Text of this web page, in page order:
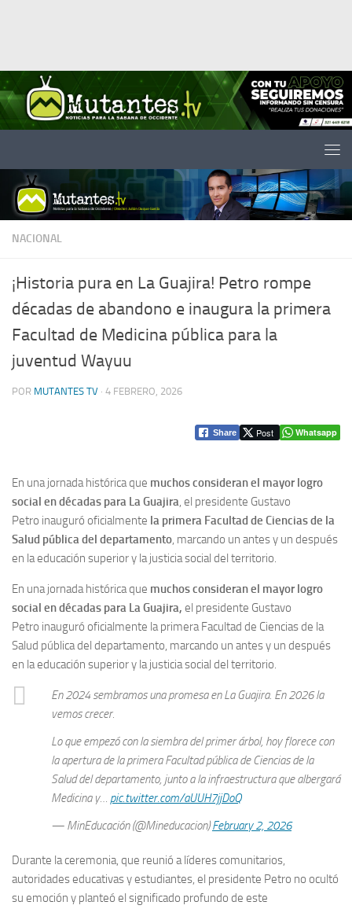
NACIONAL
¡Historia pura en La Guajira! Petro rompe
décadas de abandono e inaugura la primera
Facultad de Medicina pública para la
juventud Wayuu
POR MUTANTES TV · 4 FEBRERO, 2026
Share Post Whatsapp
En una jornada histórica que muchos consideran el mayor logro
social en décadas para La Guajira , el presidente Gustavo
Petro inauguró oficialmente la primera Facultad de Ciencias de la
Salud pública del departamento , marcando un antes y un después
en la educación superior y la justicia social del territorio.
En una jornada histórica que muchos consideran el mayor logro
social en décadas para La Guajira, el presidente Gustavo
Petro inauguró oficialmente la primera Facultad de Ciencias de la
Salud pública del departamento, marcando un antes y un después
en la educación superior y la justicia social del territorio.
En 2024 sembramos una promesa en La Guajira. En 2026 la
vemos crecer.
Lo que empezó con la siembra del primer árbol, hoy florece con
la apertura de la primera Facultad pública de Ciencias de la
Salud del departamento, junto a la infraestructura que albergará
Medicina y… pic.twitter.com/aUUH7jjDoQ
— MinEducación (@Mineducacion)February 2, 2026
Durante la ceremonia, que reunió a líderes comunitarios,
autoridades educativas y estudiantes, el presidente Petro no ocultó
su emoción y planteó el significado profundo de este